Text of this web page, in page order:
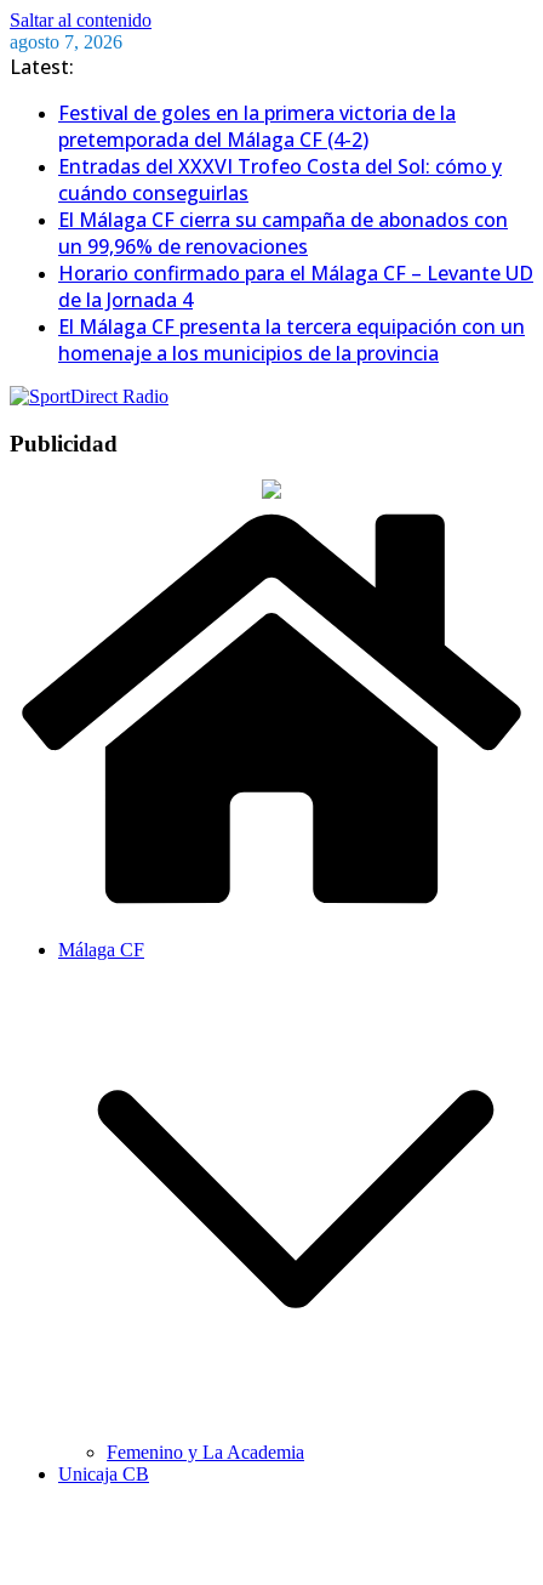
Saltar al contenido
agosto 7, 2026
Latest:
Festival de goles en la primera victoria de la
pretemporada del Málaga CF (4-2)
Entradas del XXXVI Trofeo Costa del Sol: cómo y
cuándo conseguirlas
El Málaga CF cierra su campaña de abonados con
un 99,96% de renovaciones
Horario confirmado para el Málaga CF – Levante UD
de la Jornada 4
El Málaga CF presenta la tercera equipación con un
homenaje a los municipios de la provincia
Publicidad
Málaga CF
Femenino y La Academia
Unicaja CB